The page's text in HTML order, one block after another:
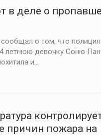
в деле о
о том, что полиция
летнюю девочку Соню
и...
причин пожара на